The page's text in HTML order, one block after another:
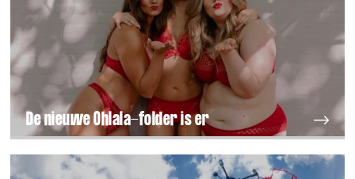
De nieuwe Ohlala-folder is er